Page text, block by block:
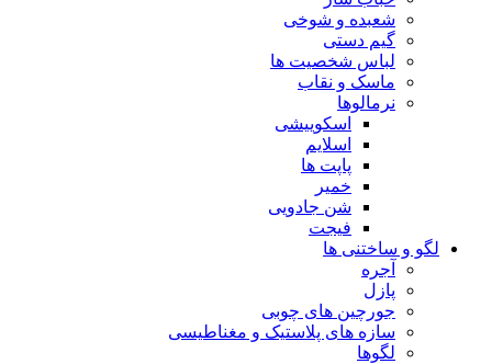
شعبده و شوخی
گیم دستی
لباس شخصیت ها
ماسک و نقاب
نرمالوها
اسکوییشی
اسلایم
پاپت ها
خمیر
شن جادویی
فیجت
لگو و ساختنی ها
آجره
پازل
جورچین های چوبی
سازه های پلاستیک و مغناطیسی
لگوها